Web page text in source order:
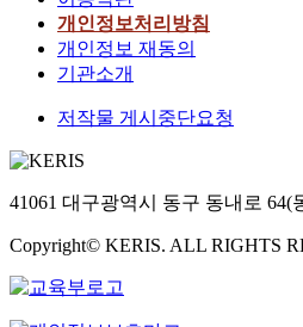
개인정보처리방침
개인정보 재동의
기관소개
저작물 게시중단요청
41061 대구광역시 동구 동내로 64(
Copyright© KERIS. ALL RIGHTS